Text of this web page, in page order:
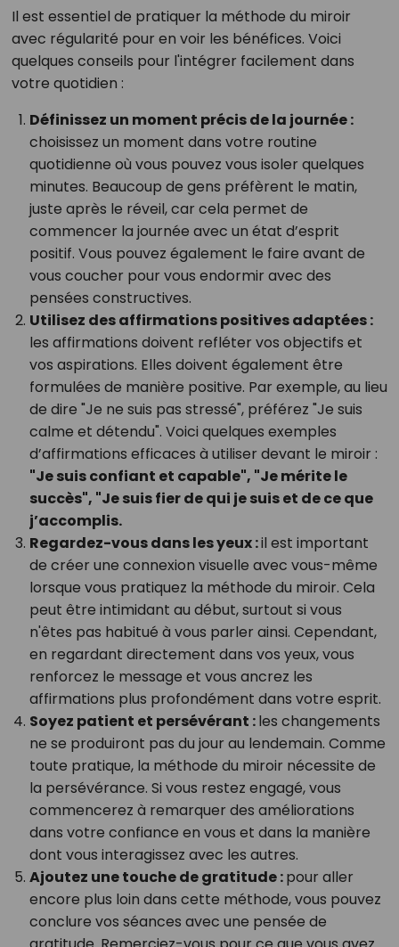
Il est essentiel de pratiquer la méthode du miroir
avec régularité pour en voir les bénéfices. Voici
quelques conseils pour l'intégrer facilement dans
votre quotidien :
Définissez un moment précis de la journée :
choisissez un moment dans votre routine
quotidienne où vous pouvez vous isoler quelques
minutes. Beaucoup de gens préfèrent le matin,
juste après le réveil, car cela permet de
commencer la journée avec un état d’esprit
positif. Vous pouvez également le faire avant de
vous coucher pour vous endormir avec des
pensées constructives.
Utilisez des affirmations positives adaptées :
les affirmations doivent refléter vos objectifs et
vos aspirations. Elles doivent également être
formulées de manière positive. Par exemple, au lieu
de dire "Je ne suis pas stressé", préférez "Je suis
calme et détendu". Voici quelques exemples
d’affirmations efficaces à utiliser devant le miroir :
"Je suis confiant et capable", "Je mérite le
succès", "Je suis fier de qui je suis et de ce que
j’accomplis.
Regardez-vous dans les yeux :il est important
de créer une connexion visuelle avec vous-même
lorsque vous pratiquez la méthode du miroir. Cela
peut être intimidant au début, surtout si vous
n'êtes pas habitué à vous parler ainsi. Cependant,
en regardant directement dans vos yeux, vous
renforcez le message et vous ancrez les
affirmations plus profondément dans votre esprit.
Soyez patient et persévérant :les changements
ne se produiront pas du jour au lendemain. Comme
toute pratique, la méthode du miroir nécessite de
la persévérance. Si vous restez engagé, vous
commencerez à remarquer des améliorations
dans votre confiance en vous et dans la manière
dont vous interagissez avec les autres.
Ajoutez une touche de gratitude :pour aller
encore plus loin dans cette méthode, vous pouvez
conclure vos séances avec une pensée de